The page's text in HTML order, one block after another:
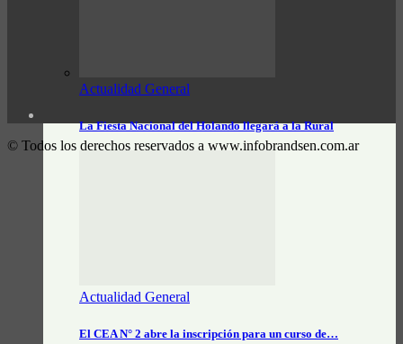
Actualidad General
La Fiesta Nacional del Holando llegará a la Rural
Actualidad General
El CEA N° 2 abre la inscripción para un curso de…
© Todos los derechos reservados a www.infobrandsen.com.ar